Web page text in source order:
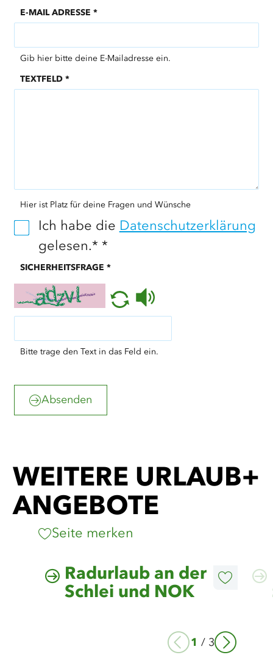
E-MAIL ADRESSE *
Gib hier bitte deine E-Mailadresse ein.
TEXTFELD *
Hier ist Platz für deine Fragen und Wünsche
Ich habe die Datenschutzerklärung
gelesen.* *
SICHERHEITSFRAGE *
Bitte trage den Text in das Feld ein.
Absenden
WEITERE URLAUB+
ANGEBOTE
Seite merken
Diesen
Radurlaub an der
Schlei und NOK
Mehr
erfahren
Mehr
1 / 3